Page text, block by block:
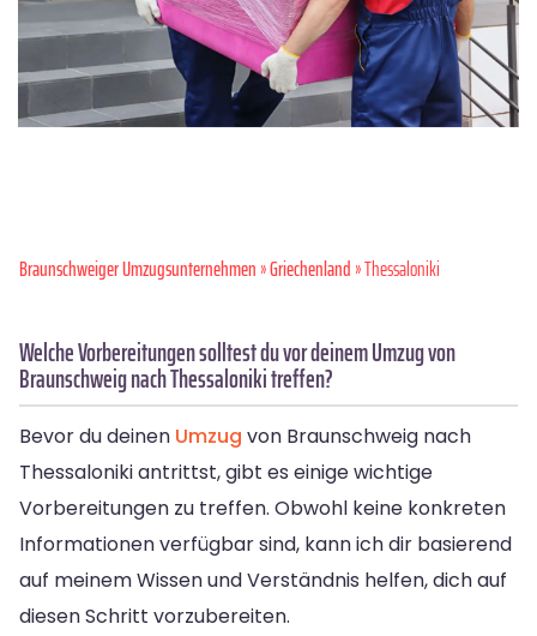
Braunschweiger Umzugsunternehmen»Griechenland» Thessaloniki
Welche Vorbereitungen solltest du vor deinem Umzug von
Braunschweig nach Thessaloniki treffen?
Bevor du deinen Umzug von Braunschweig nach
Thessaloniki antrittst, gibt es einige wichtige
Vorbereitungen zu treffen. Obwohl keine konkreten
Informationen verfügbar sind, kann ich dir basierend
auf meinem Wissen und Verständnis helfen, dich auf
diesen Schritt vorzubereiten.